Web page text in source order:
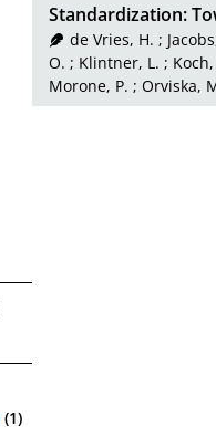
(1)
Standardization:
de Vries, H. ;
O. ; Klintner, L. ;
Morone, P. ; Orviska,